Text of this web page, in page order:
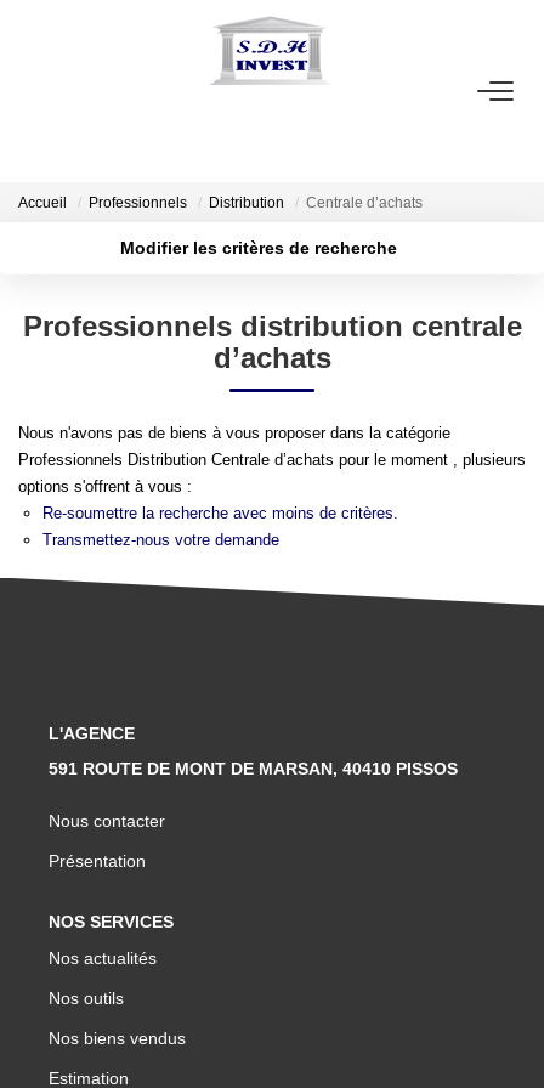
ACCUEIL
NOTRE AGENCE
NOS OUTILS
CONTACT
Accueil Professionnels Distribution Centrale d’achats
Modifier les critères de recherche
Surface min
Plus de critères Créer une alerte
Professionnels distribution centrale
d’achats
Nous n'avons pas de biens à vous proposer dans la catégorie
Professionnels Distribution Centrale d’achats pour le moment , plusieurs
options s'offrent à vous :
Re-soumettre la recherche avec moins de critères.
Transmettez-nous votre demande
L'AGENCE
591 ROUTE DE MONT DE MARSAN, 40410 PISSOS
Nous contacter
Présentation
NOS SERVICES
Nos actualités
Nos outils
Nos biens vendus
Estimation